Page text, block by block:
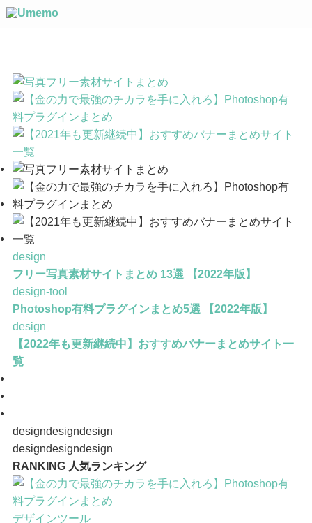
design
フリー写真素材サイトまとめ 13選 【2022年版】
design-tool
Photoshop有料プラグインまとめ5選 【2022年版】
design
【2022年も更新継続中】おすすめバナーまとめサイト一
覧
designdesigndesign
designdesigndesign
design-tool design-tooldesign-tool
design-tooldesign-tooldesign-tool
RANKING 人気ランキング